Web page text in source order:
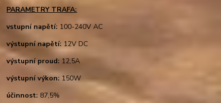
PARAMETRY TRAFA:
vstupní napětí: 100-240V AC
výstupní napětí: 12V DC
výstupní proud: 12,5A
výstupní výkon: 150W
účinnost: 87,5%